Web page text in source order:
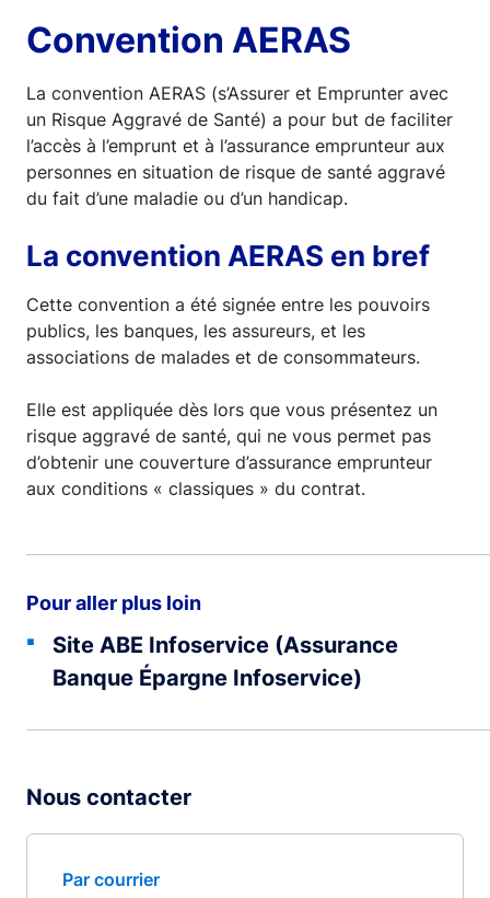
Convention AERAS
La convention AERAS (s’Assurer et Emprunter avec
un Risque Aggravé de Santé) a pour but de faciliter
l’accès à l’emprunt et à l’assurance emprunteur aux
personnes en situation de risque de santé aggravé
du fait d’une maladie ou d’un handicap.
La convention AERAS en bref
Cette convention a été signée entre les pouvoirs
publics, les banques, les assureurs, et les
associations de malades et de consommateurs.
Elle est appliquée dès lors que vous présentez un
risque aggravé de santé, qui ne vous permet pas
d’obtenir une couverture d’assurance emprunteur
aux conditions « classiques » du contrat.
Pour aller plus loin
Site ABE Infoservice (Assurance
Banque Épargne Infoservice)
Nous contacter
Par courrier